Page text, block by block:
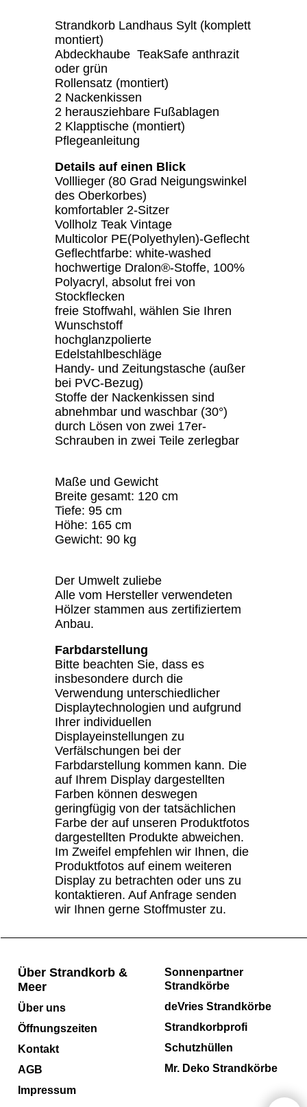
Strandkorb Landhaus Sylt (komplett
montiert)
Abdeckhaube TeakSafe anthrazit
oder grün
Rollensatz (montiert)
2 Nackenkissen
2 herausziehbare Fußablagen
2 Klapptische (montiert)
Pflegeanleitung
Details auf einen Blick
Volllieger (80 Grad Neigungswinkel
des Oberkorbes)
komfortabler 2-Sitzer
Vollholz Teak Vintage
Multicolor PE(Polyethylen)-Geflecht
Geflechtfarbe: white-washed
hochwertige Dralon®-Stoffe, 100%
Polyacryl, absolut frei von
Stockflecken
freie Stoffwahl, wählen Sie Ihren
Wunschstoff
hochglanzpolierte
Edelstahlbeschläge
Handy- und Zeitungstasche (außer
bei PVC-Bezug)
Stoffe der Nackenkissen sind
abnehmbar und waschbar (30°)
durch Lösen von zwei 17er-
Schrauben in zwei Teile zerlegbar
Maße und Gewicht
Breite gesamt: 120 cm
Tiefe: 95 cm
Höhe: 165 cm
Gewicht: 90 kg
Der Umwelt zuliebe
Alle vom Hersteller verwendeten
Hölzer stammen aus zertifiziertem
Anbau.
Farbdarstellung
Bitte beachten Sie, dass es
insbesondere durch die
Verwendung unterschiedlicher
Displaytechnologien und aufgrund
Ihrer individuellen
Displayeinstellungen zu
Verfälschungen bei der
Farbdarstellung kommen kann. Die
auf Ihrem Display dargestellten
Farben können deswegen
geringfügig von der tatsächlichen
Farbe der auf unseren Produktfotos
dargestellten Produkte abweichen.
Im Zweifel empfehlen wir Ihnen, die
Produktfotos auf einem weiteren
Display zu betrachten oder uns zu
kontaktieren. Auf Anfrage senden
wir Ihnen gerne Stoffmuster zu.
Sonnenpartner
Strandkörbe
deVries Strandkörbe
Strandkorbprofi
Schutzhüllen
Mr. Deko Strandkörbe
Über Strandkorb &
Meer
Über uns
Öffnungszeiten
Kontakt
AGB
Impressum